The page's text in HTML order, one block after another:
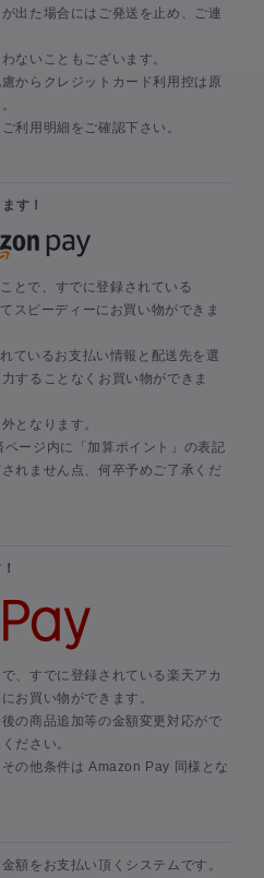
出た場合にはご発送を止め、ご連
ないこともございます。
からクレジットカード利用控は原
利用明細をご確認下さい。
す！
とで、すでに登録されている
スピーディーにお買い物ができま
ているお支払い情報と配送先を選
することなくお買い物ができま
となります。
ージ内に「加算ポイント」の表記
れません点、何卒予めご了承くだ
、すでに登録されている楽天アカ
お買い物ができます。
の商品追加等の金額変更対応がで
ださい。
の他条件は Amazon Pay 同様とな
額をお支払い頂くシステムです。